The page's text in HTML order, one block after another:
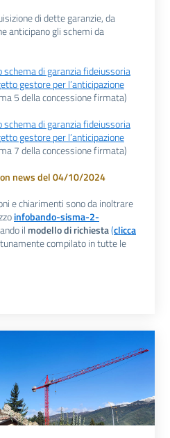
di dette garanzie, da
anticipano gli schemi da
schema di garanzia fideiussoria
gestore per l’anticipazione
5 della concessione firmata)
schema di garanzia fideiussoria
gestore per l’anticipazione
7 della concessione firmata)
news del 04/10/2024
e chiarimenti sono da inoltrare
infobando-sisma-2-
il modello di richiesta(clicca
compilato in tutte le